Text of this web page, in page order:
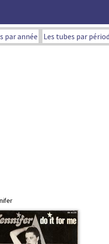
par année Les tubes par